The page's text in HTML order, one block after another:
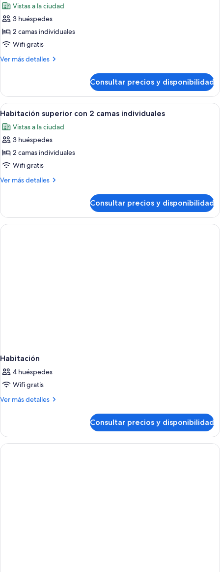
individuales
las
fotos
de
Suite
junior
Vistas a la ciudad
3 huéspedes
2 camas individuales
Wifi gratis
Ver más detalles
Más
junior
(Twin)
Consultar precios y disponibilidad
Abrir
todas
las
fotos
de
Habitación
superior
camas
individuales
Habitación de hotel con dos camas,
6
Habitación superior con 2 camas individuales
Vistas a la ciudad
3 huéspedes
2 camas individuales
Wifi gratis
Ver más detalles
Más
superior
con
2
Consultar precios y disponibilidad
Habitación
4 huéspedes
Wifi gratis
Ver más detalles
Más
Consultar precios y disponibilidad